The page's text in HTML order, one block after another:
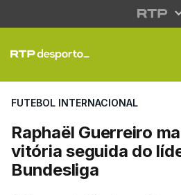
Raphaël
FUTEBOL INTERNACIONAL
Raphaël Guerreiro
vitória seguida do
Bundesliga